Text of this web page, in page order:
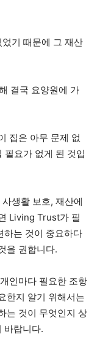
기 때문에 그 재산
결국 요양원에 가
집은 아무 문제 없
필요가 없게 된 것입
생활 보호, 재산에
Living Trust가 필
하는 것이 중요하다
을 권합니다.
인마다 필요한 조항
한지 알기 위해서는
는 것이 무엇인지 상
바랍니다.